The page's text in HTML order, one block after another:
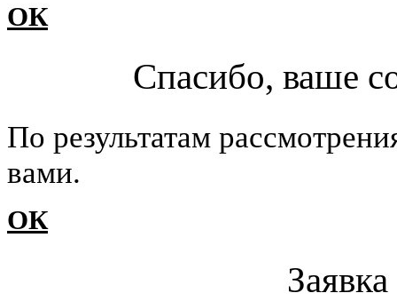
ОК
Спасибо, ваше
По результатам
вами.
ОК